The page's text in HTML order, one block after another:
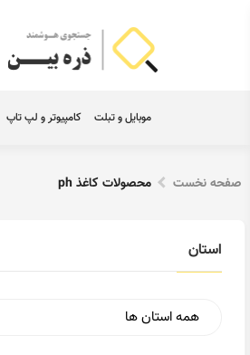
موبایل و تبلت کامپیوتر و لپ تاپ
صفحه نخست محصولات کاغذ ph
استان